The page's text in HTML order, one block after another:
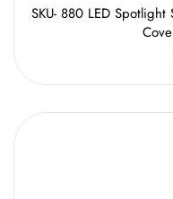
SKU- 880 LED